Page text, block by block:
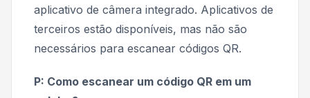
aplicativo de câmera integrado. Aplicativos de
terceiros estão disponíveis, mas não são
necessários para escanear códigos QR.
P: Como escanear um código QR em um